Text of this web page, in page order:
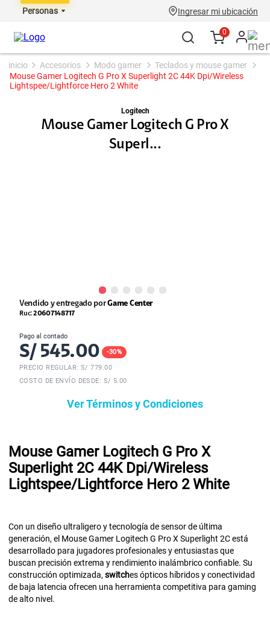
Personas Ingresar mi ubicación
0
accesorios modo gamer
teclados y mouse gamer
Mouse Gamer Logitech G Pro X Superlight 2C 44K Dpi/Wireless
Lightspee/Lightforce Hero 2 White
Logitech
Mouse Gamer Logitech G Pro X
Superl...
Vendido y entregado porGame Center
Ruc:20607148717
Pago al contado
S/ 545.00 -30%
PRECIO REGULAR: S/779.00
COSTO DE ENVÍO DESDE: S/ 5.00
Ver Términos y Condiciones
Mouse Gamer Logitech G Pro X
Superlight 2C 44K Dpi/Wireless
Lightspee/Lightforce Hero 2 White
Con un diseño ultraligero y tecnología de sensor de última
generación, el Mouse Gamer Logitech G Pro X Superlight 2C está
desarrollado para jugadores profesionales y entusiastas que
buscan precisión extrema y rendimiento inalámbrico confiable. Su
construcción optimizada, switches ópticos híbridos y conectividad
de baja latencia ofrecen una herramienta competitiva para gaming
de alto nivel.